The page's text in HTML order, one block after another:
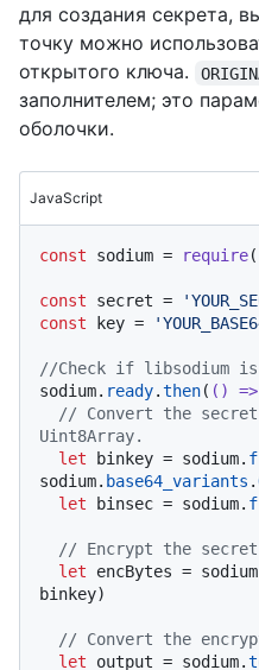
для создания секрета,
точку можно
открытого ключа.
заполнителем; это
оболочки.
JavaScript
const sodium = require(
const secret =
const key =
//Check if libsodium is
sodium. ready.then( () =>
// Convert the
Uint8Array.
let binkey = sodium.
sodium. base64_variants .
let binsec = sodium.
// Encrypt the
let encBytes =
binkey)
// Convert the
let output = sodium.